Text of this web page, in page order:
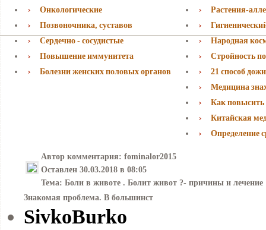
Онкологические
Позвоночника, суставов
Сердечно - сосудистые
Повышение иммунитета
Болезни женских половых органов
Растения-
Народная
Стройность
21 способ
Медицина
Как
Китайская
Определение
Автор комментария: fominalor2015
Оставлен 30.03.2018 в 08:05
Тема: Боли в животе . Болит живот ?- причины и лечение
Знакомая проблема. В большинст
SivkoBurko